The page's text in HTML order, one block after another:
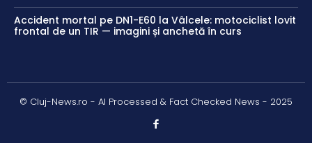
Accident mortal pe DN1-E60 la Vâlcele: motociclist lovit
frontal de un TIR — imagini și anchetă în curs
© Cluj-News.ro - AI Processed & Fact Checked News - 2025